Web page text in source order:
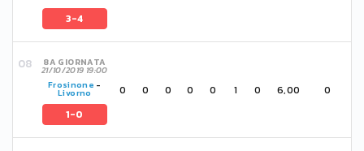
3-4
8A GIORNATA
21/10/2019 19:00
Frosinone -
Livorno
1-0
0 0 0 0 0 1 0 6,00 0